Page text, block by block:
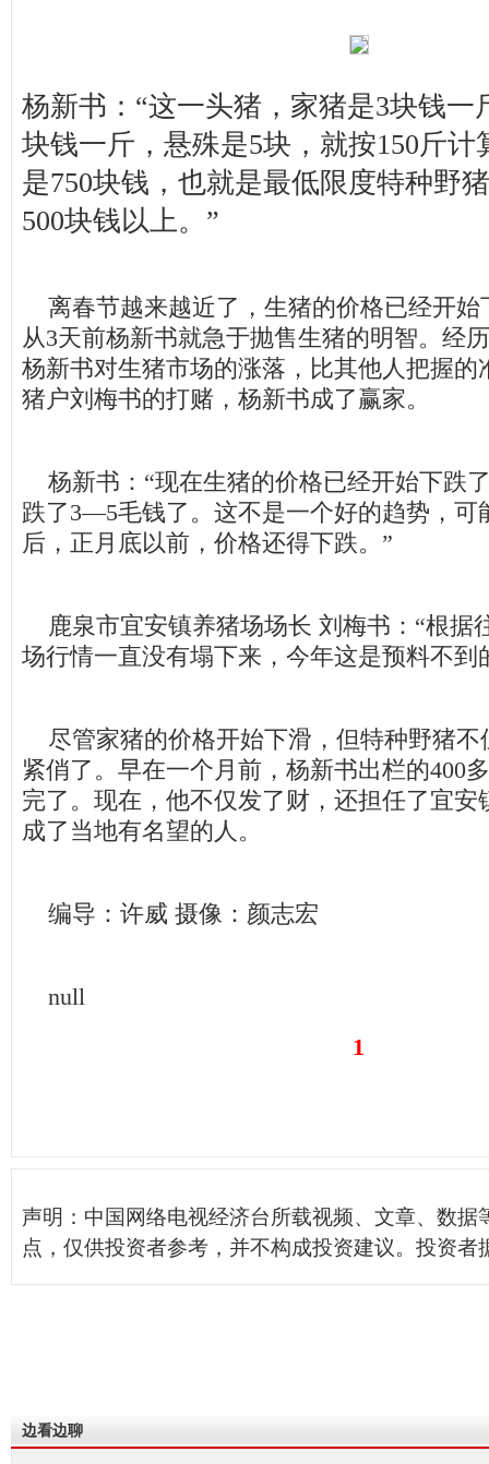
杨新书：“这一头猪，家猪是3块钱一
块钱一斤，悬殊是5块，就按150斤计
是750块钱，也就是最低限度特种野
500块钱以上。”
离春节越来越近了，生猪的价格已经开始
从3天前杨新书就急于抛售生猪的明智。经
杨新书对生猪市场的涨落，比其他人把握的
猪户刘梅书的打赌，杨新书成了赢家。
杨新书：“现在生猪的价格已经开始下跌
跌了3—5毛钱了。这不是一个好的趋势，可
后，正月底以前，价格还得下跌。”
鹿泉市宜安镇养猪场场长 刘梅书：“根据
场行情一直没有塌下来，今年这是预料不到
尽管家猪的价格开始下滑，但特种野猪不
紧俏了。早在一个月前，杨新书出栏的400
完了。现在，他不仅发了财，还担任了宜安
成了当地有名望的人。
编导：许威 摄像：颜志宏
null
1
声明：中国网络电视经济台所载视频、文章、数据
点，仅供投资者参考，并不构成投资建议。投资者
边看边聊